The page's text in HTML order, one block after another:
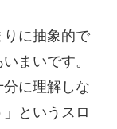
に抽象的で
まいです。
に理解しな
というスロ